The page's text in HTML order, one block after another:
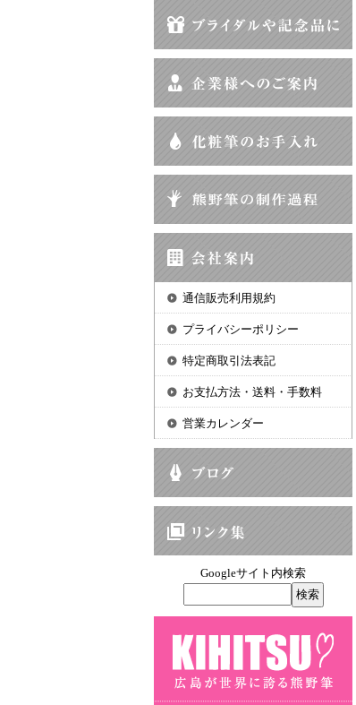
通信販売利用規約
プライバシーポリシー
特定商取引法表記
お支払方法・送料・手数料
営業カレンダー
Googleサイト内検索